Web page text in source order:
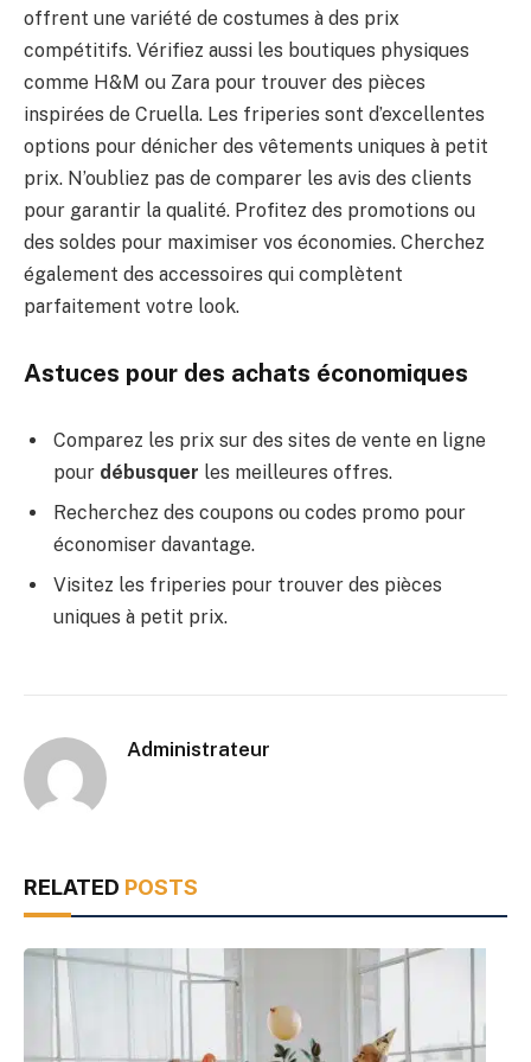
offrent une variété de costumes à des prix
compétitifs. Vérifiez aussi les boutiques physiques
comme H&M ou Zara pour trouver des pièces
inspirées de Cruella. Les friperies sont d’excellentes
options pour dénicher des vêtements uniques à petit
prix. N’oubliez pas de comparer les avis des clients
pour garantir la qualité. Profitez des promotions ou
des soldes pour maximiser vos économies. Cherchez
également des accessoires qui complètent
parfaitement votre look.
Astuces pour des achats économiques
Comparez les prix sur des sites de vente en ligne
pour débusquer les meilleures offres.
Recherchez des coupons ou codes promo pour
économiser davantage.
Visitez les friperies pour trouver des pièces
uniques à petit prix.
Administrateur
RELATED POSTS